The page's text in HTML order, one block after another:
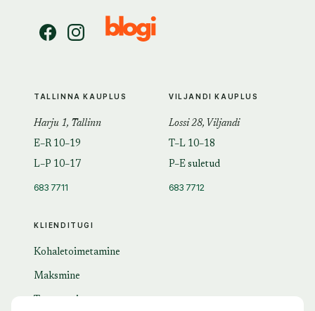
KLIENDITUGI
Kohaletoimetamine
Maksmine
TALLINNA KAUPLUS
Harju 1, Tallinn
E–R 10–19
L–P 10–17
683 7711
VILJANDI KAUPLUS
Lossi 28, Viljandi
T–L 10–18
P–E suletud
683 7712